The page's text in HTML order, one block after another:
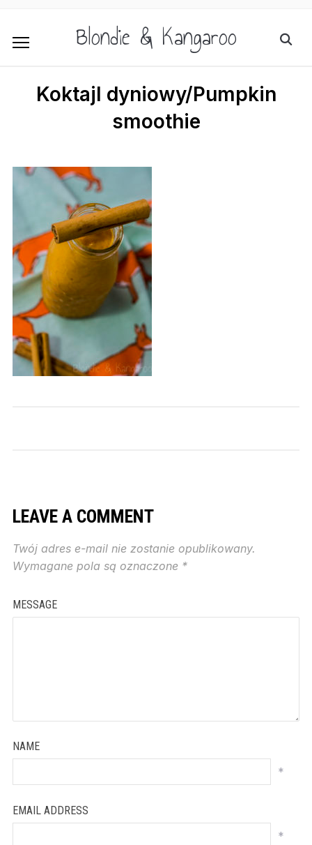
Blondie & Kangaroo
Koktajl dyniowy/Pumpkin
smoothie
LEAVE A COMMENT
Twój adres e-mail nie zostanie opublikowany.
Wymagane pola są oznaczone *
MESSAGE
NAME
*
EMAIL ADDRESS
*